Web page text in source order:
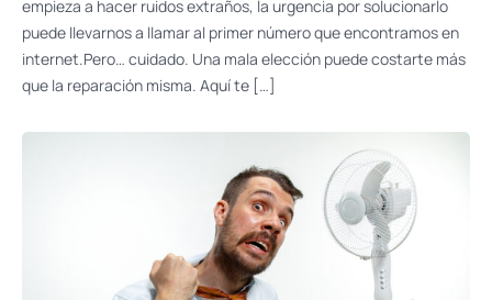
empieza a hacer ruidos extraños, la urgencia por solucionarlo
puede llevarnos a llamar al primer número que encontramos en
internet.Pero… cuidado. Una mala elección puede costarte más
que la reparación misma. Aquí te […]